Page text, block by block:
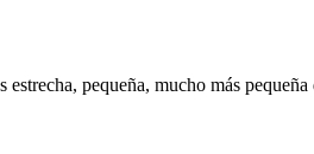
pequeña, mucho más